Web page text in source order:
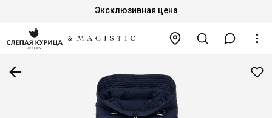
Эксклюзивная цена